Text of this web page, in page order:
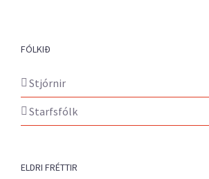
FÓLKIÐ
Stjórnir
Starfsfólk
ELDRI FRÉTTIR